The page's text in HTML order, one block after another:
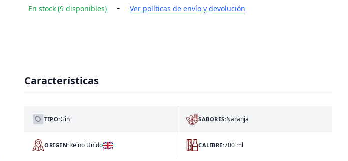
En stock (9 disponibles) - Ver políticas de envío y devolución
Características
TIPO:Gin SABORES:Naranja
ORIGEN:Reino Unido CALIBRE:700 ml